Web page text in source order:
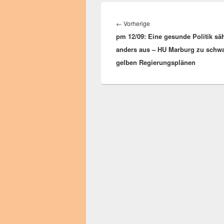
← Vorherige
Beitrag:
pm 12/09: Eine gesunde Politik
anders aus – HU Marburg zu
gelben Regierungsplänen